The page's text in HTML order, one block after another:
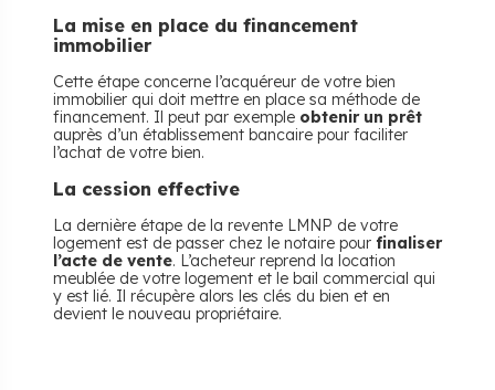
La mise en place du financement
immobilier
Cette étape concerne l’acquéreur de votre bien
immobilier qui doit mettre en place sa méthode de
financement. Il peut par exemple obtenir un prêt
auprès d’un établissement bancaire pour faciliter
l’achat de votre bien.
La cession effective
La dernière étape de la revente LMNP de votre
logement est de passer chez le notaire pour finaliser
l’acte de vente. L’acheteur reprend la location
meublée de votre logement et le bail commercial qui
y est lié. Il récupère alors les clés du bien et en
devient le nouveau propriétaire.